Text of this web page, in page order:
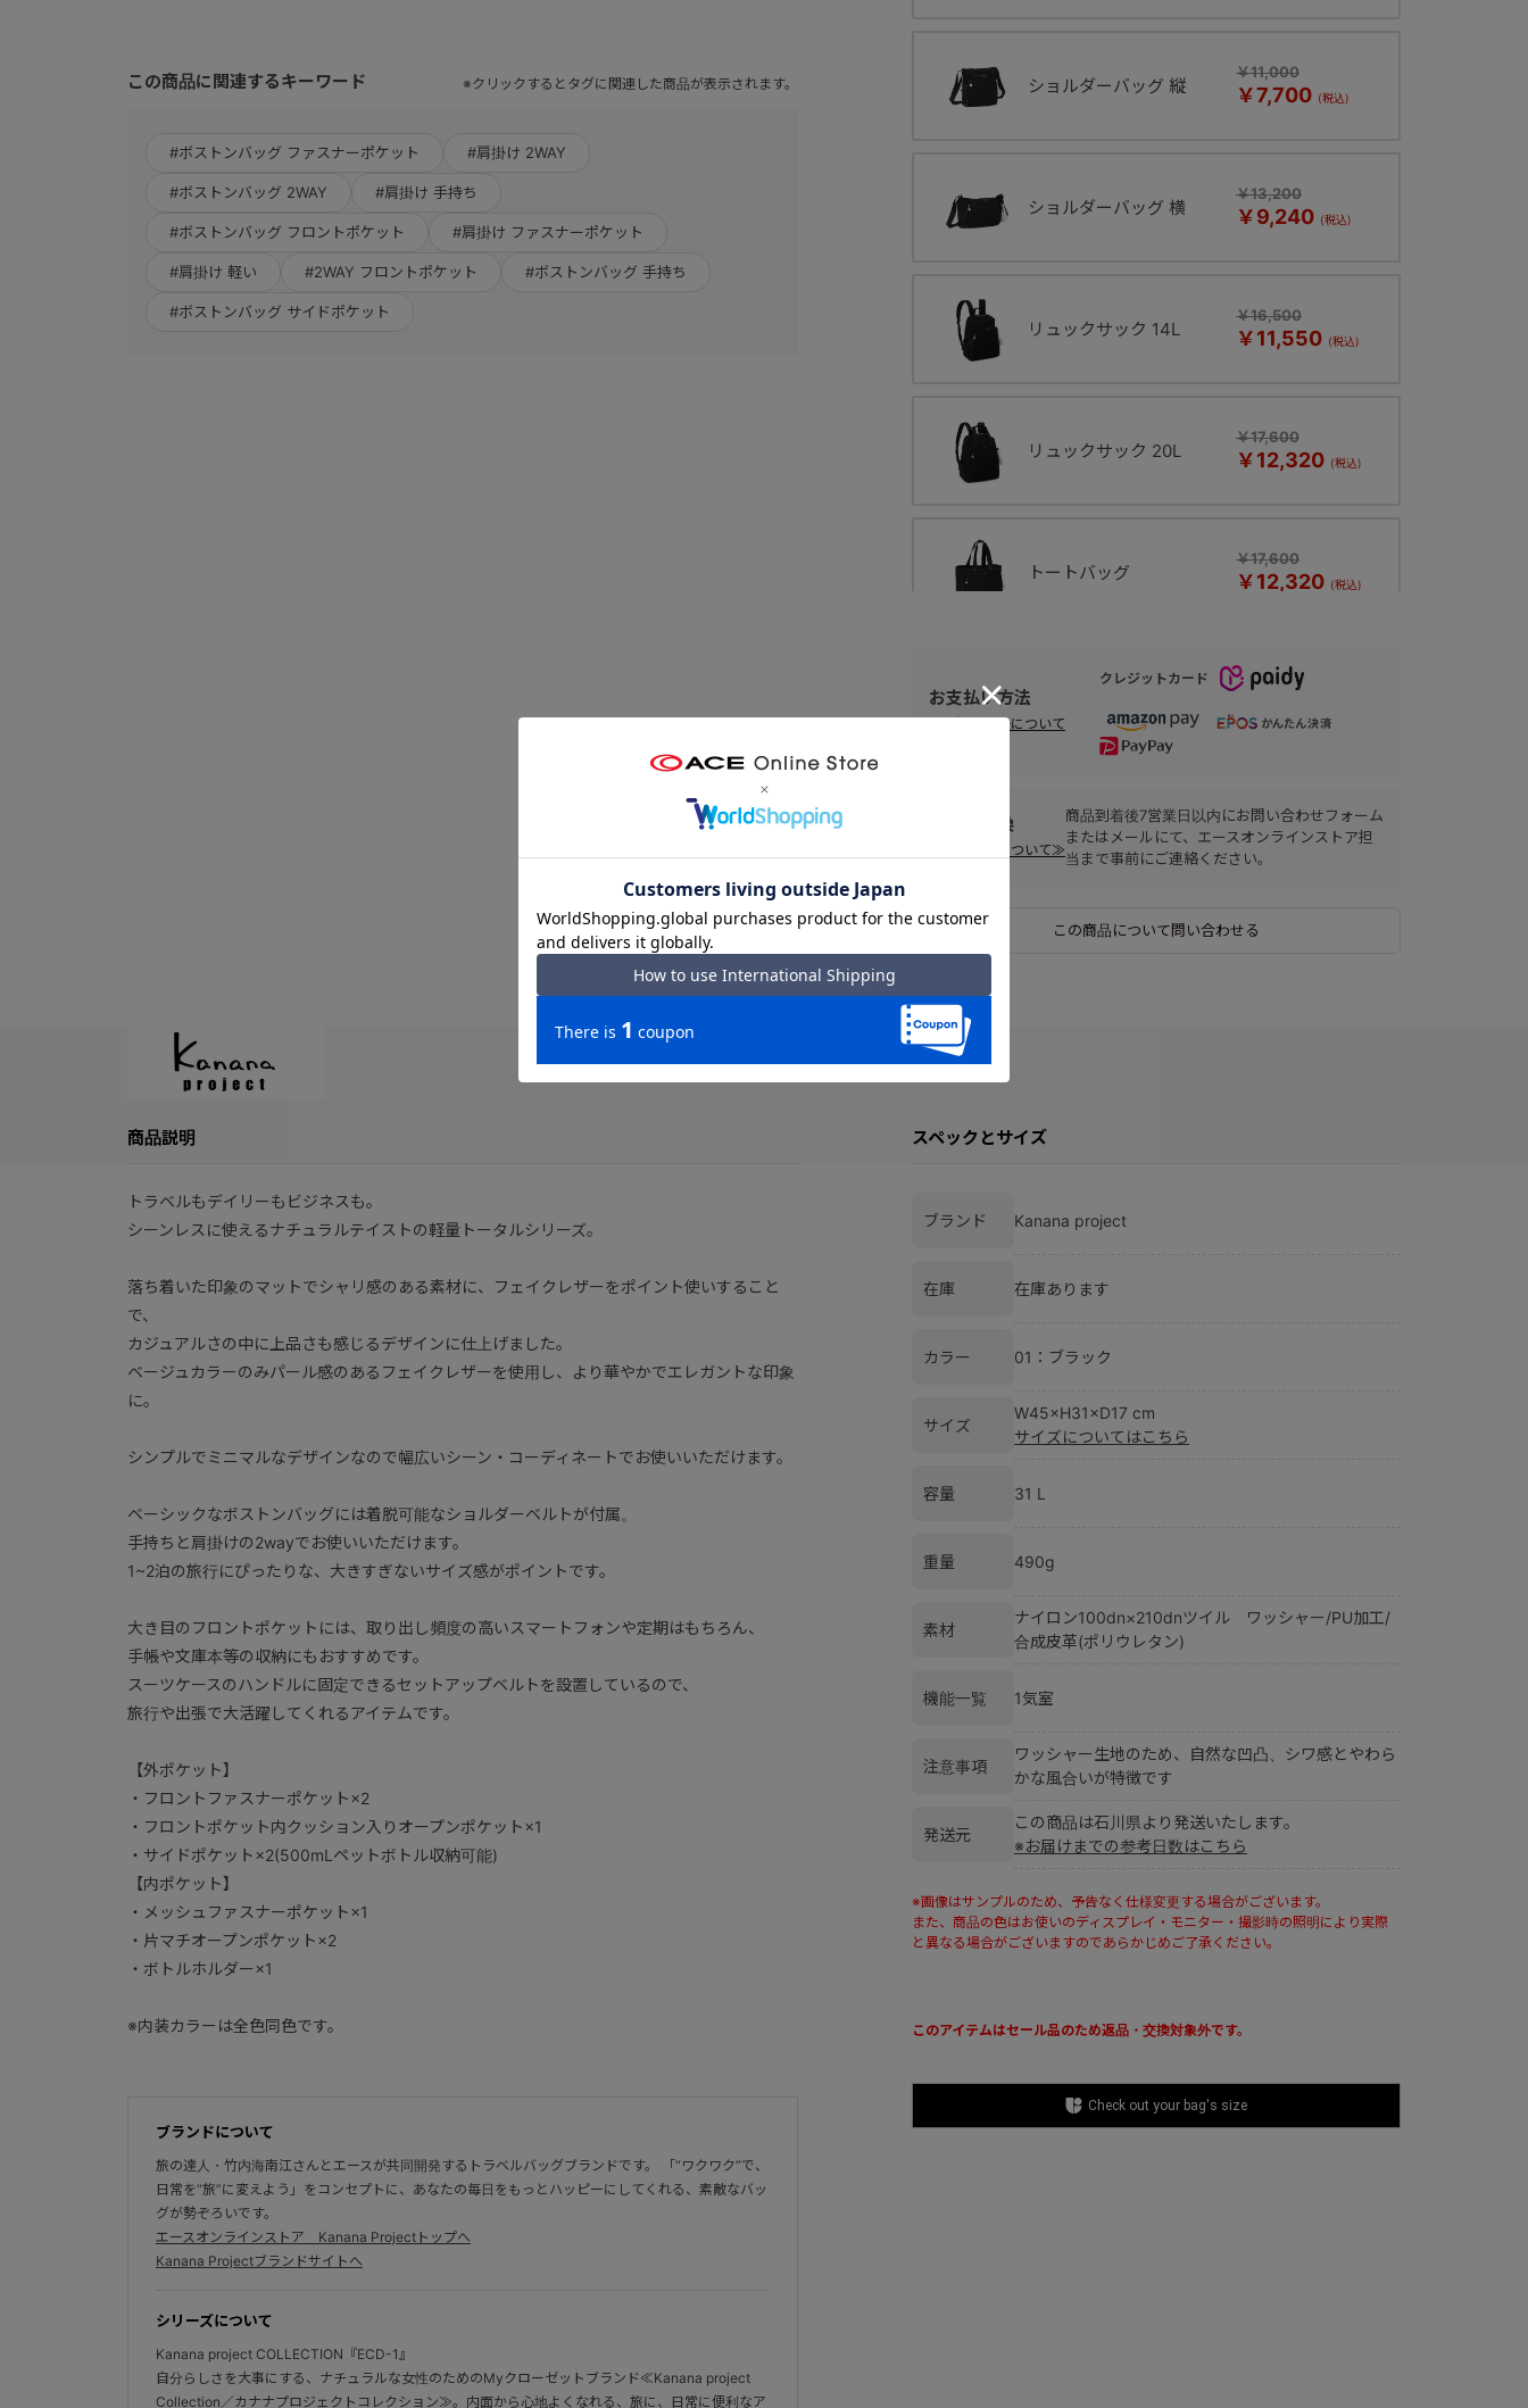
この商品に関連するキーワード ※クリックするとタグに関連した商品が表示されます。
#ボストンバッグ ファスナーポケット #肩掛け 2WAY
#ボストンバッグ 2WAY #肩掛け 手持ち
#ボストンバッグ フロントポケット #肩掛け ファスナーポケット
#肩掛け 軽い #2WAY フロントポケット #ボストンバッグ 手持ち
#ボストンバッグ サイドポケット
ショルダーバッグ 縦
￥11,000
￥7,700
ショルダーバッグ 横
￥13,200
￥9,240
リュックサック 14L
￥16,500
￥11,550
リュックサック 20L
￥17,600
￥12,320
トートバッグ
￥17,600
￥12,320
ボストンバッグ
￥19,800
この商品について問い合わせる
返品・交換
返品・交換について≫
商品到着後7営業日以内にお問い合わせフォーム
またはメールにて、エースオンラインストア担
当まで事前にご連絡ください。
お支払い方法
お支払い方法について
クレジットカード
商品説明
トラベルもデイリーもビジネスも。
シーンレスに使えるナチュラルテイストの軽量トータルシリーズ。
落ち着いた印象のマットでシャリ感のある素材に、フェイクレザーをポイント使いすること
で、
カジュアルさの中に上品さも感じるデザインに仕上げました。
ベージュカラーのみパール感のあるフェイクレザーを使用し、より華やかでエレガントな印象
に。
シンプルでミニマルなデザインなので幅広いシーン・コーディネートでお使いいただけます。
ベーシックなボストンバッグには着脱可能なショルダーベルトが付属。
手持ちと肩掛けの2wayでお使いいただけます。
1~2泊の旅行にぴったりな、大きすぎないサイズ感がポイントです。
大き目のフロントポケットには、取り出し頻度の高いスマートフォンや定期はもちろん、
手帳や文庫本等の収納にもおすすめです。
スーツケースのハンドルに固定できるセットアップベルトを設置しているので、
旅行や出張で大活躍してくれるアイテムです。
【外ポケット】
・フロントファスナーポケット×2
・フロントポケット内クッション入りオープンポケット×1
・サイドポケット×2(500mLペットボトル収納可能)
【内ポケット】
・メッシュファスナーポケット×1
・片マチオープンポケット×2
・ボトルホルダー×1
※内装カラーは全色同色です。
ブランドについて
旅の達人・竹内海南江さんとエースが共同開発するトラベルバッグブランドです。 「“ワクワク”で、
日常を“旅”に変えよう」をコンセプトに、あなたの毎日をもっとハッピーにしてくれる、素敵なバッ
グが勢ぞろいです。
エースオンラインストア Kanana Projectトップへ
Kanana Projectブランドサイトへ
シリーズについて
Kanana project COLLECTION『ECD-1』
自分らしさを大事にする、ナチュラルな女性のためのMyクローゼットブランド≪Kanana project
Collection／カナナプロジェクトコレクション≫。内面から心地よくなれる、旅に、日常に便利なア
スペックとサイズ
ブランド Kanana project
発送元
この商品は石川県より発送いたします。
※お届けまでの参考日数はこちら
カラー 01：ブラック
在庫 在庫あります
サイズ
W45×H31×D17 cm
サイズについてはこちら
容量 31 L
重量 490g
素材
ナイロン100dn×210dnツイル ワッシャー/PU加工/
合成皮革(ポリウレタン)
機能一覧 1気室
※画像はサンプルのため、予告なく仕様変更する場合がございます。
また、商品の色はお使いのディスプレイ・モニター・撮影時の照明により実際
と異なる場合がございますのであらかじめご了承ください。
注意事項
ワッシャー生地のため、自然な凹凸、シワ感とやわら
かな風合いが特徴です
このアイテムはセール品のため返品・交換対象外です。
Check out your bag's size